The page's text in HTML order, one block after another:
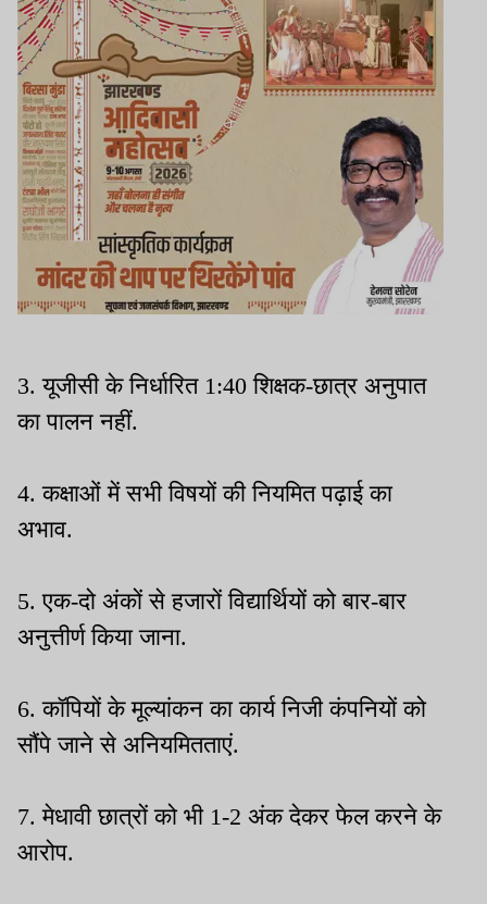
3. यूजीसी के निर्धारित 1:40 शिक्षक-छात्र अनुपात
का पालन नहीं.
4. कक्षाओं में सभी विषयों की नियमित पढ़ाई का
अभाव.
5. एक-दो अंकों से हजारों विद्यार्थियों को बार-बार
अनुत्तीर्ण किया जाना.
6. कॉपियों के मूल्यांकन का कार्य निजी कंपनियों को
सौंपे जाने से अनियमितताएं.
7. मेधावी छात्रों को भी 1-2 अंक देकर फेल करने के
आरोप.